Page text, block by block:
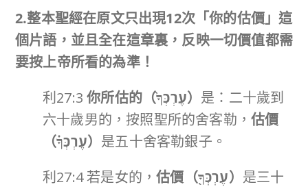
2.整本聖經在原文只出現12次「你的估價」這
個片語，並且全在這章裏，反映一切價值都需
要按上帝所看的為準！
利27:3你所估的（עֶרְכְּךָ֙） 是：二十歲到
六十歲男的，按照聖所的舍客勒， 估價
（עֶרְכְּךָ֗） 是五十舍客勒銀子。
利27:4 若是女的，估價（עֶרְכְּךָ֖） 是三十